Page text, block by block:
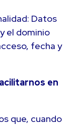
Datos
el dominio
fecha y
en
que, cuando